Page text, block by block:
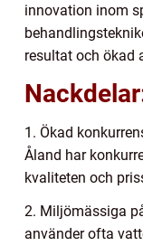
innovation inom
resultat och ökad
1. Ökad
Åland har
kvaliteten och
2. Miljömässiga
använder ofta